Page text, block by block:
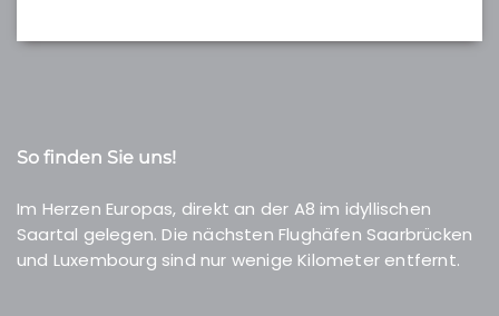
So finden Sie uns!
Im Herzen Europas, direkt an der A8 im idyllischen
Saartal gelegen. Die nächsten Flughäfen Saarbrücken
und Luxembourg sind nur wenige Kilometer entfernt.